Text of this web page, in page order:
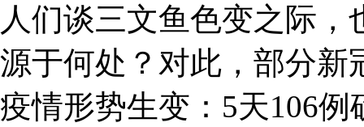
人们谈三文鱼色变之际
源于何处？对此，部分新
疫情形势生变：5天106